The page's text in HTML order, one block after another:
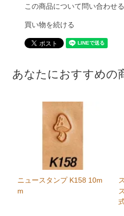
この商品について問い合わせる
買い物を続ける
あなたにおすすめの
ニュースタンプ K158 10m
m